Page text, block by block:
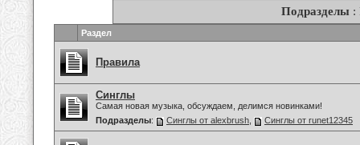
Подразделы :
Раздел
Правила
Синглы
Самая новая музыка, обсуждаем, делимся новинками!
Подразделы: Синглы от alexbrush Синглы от runet12345